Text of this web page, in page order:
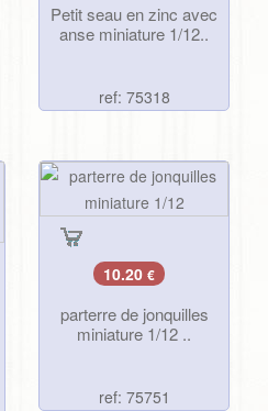
Petit seau en zinc avec
anse miniature 1/12..
ref: 75318
10.20 €
parterre de jonquilles
miniature 1/12 ..
ref: 75751